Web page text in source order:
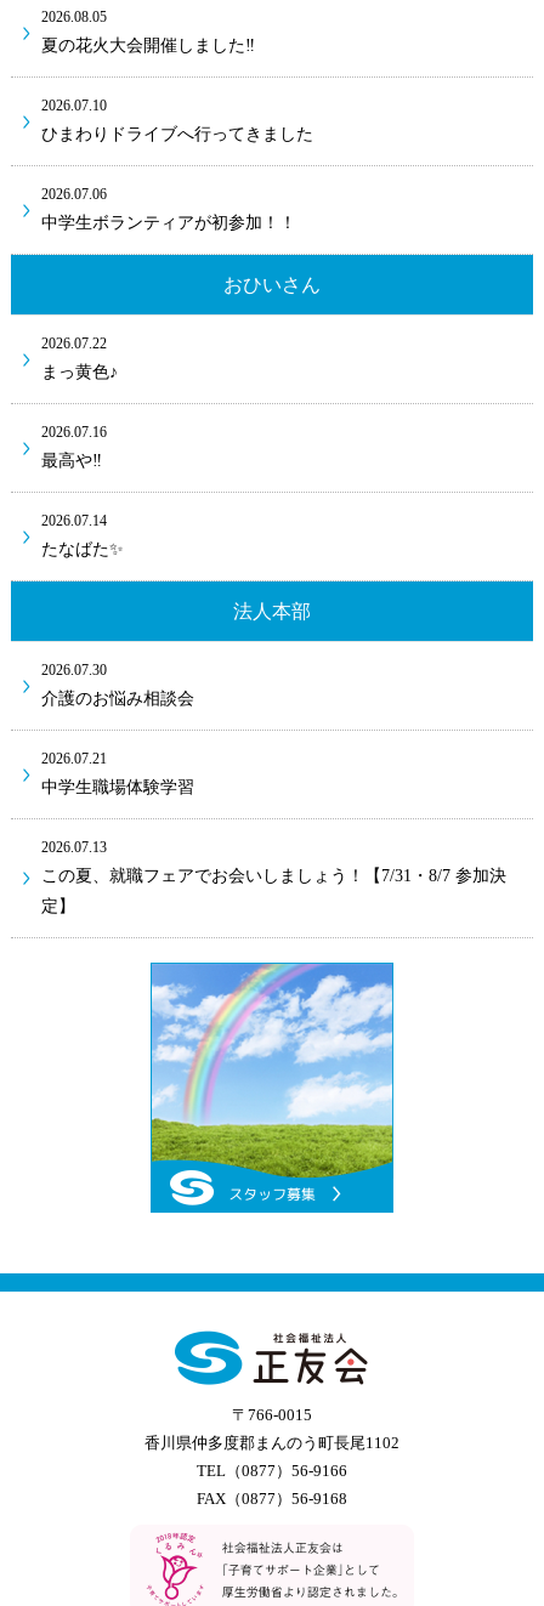
2026.08.05
夏の花火大会開催しました‼
2026.07.10
ひまわりドライブへ行ってきました
2026.07.06
中学生ボランティアが初参加！！
おひいさん
2026.07.22
まっ黄色♪
2026.07.16
最高や‼
2026.07.14
たなばた✨
法人本部
2026.07.30
介護のお悩み相談会
2026.07.21
中学生職場体験学習
2026.07.13
この夏、就職フェアでお会いしましょう！【7/31・8/7 参加決
定】
〒766-0015
香川県仲多度郡まんのう町長尾1102
TEL（0877）56-9166
FAX（0877）56-9168